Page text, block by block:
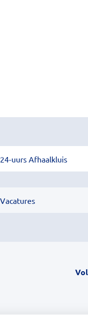
24-uurs Afhaalkluis
Vacatures